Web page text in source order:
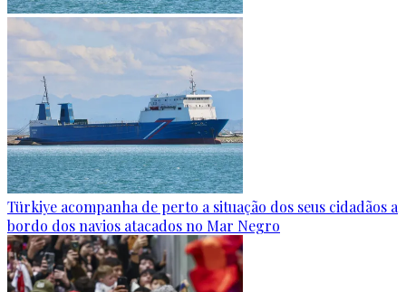
Türkiye acompanha de perto a situação dos seus cidadãos a
bordo dos navios atacados no Mar Negro